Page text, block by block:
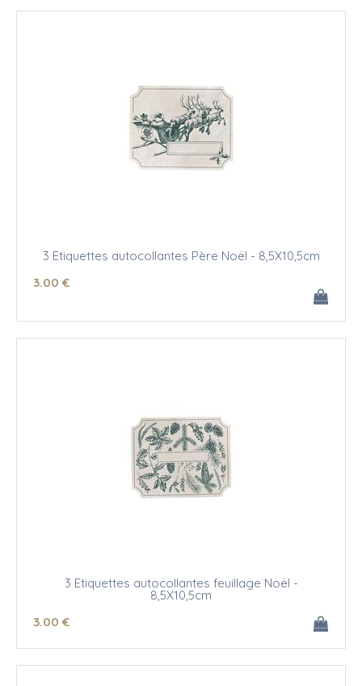
3 Etiquettes autocollantes Père Noël - 8,5X10,5cm
3.00 €
3 Etiquettes autocollantes feuillage Noël -
8,5X10,5cm
3.00 €